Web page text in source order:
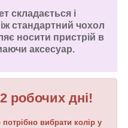
складається і
стандартний чохол
носити пристрій в
аксесуар.
робочих дні!
вибрати колір у